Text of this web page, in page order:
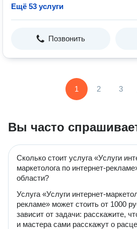
Ещё 53 услуги
Позвонить
1 2 3
Вы часто
Сколько стоит услуга «Услуги
маркетолога по интернет-
области?
Услуга «Услуги интернет-
рекламе» может стоить от 1000
зависит от задачи: расскажите,
и мастера сами расскажут о